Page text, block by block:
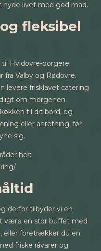
nyde livet med god mad.
fleksibel
Hvidovre-borgere
fra Valby og Rødovre.
levere frisklavet catering
om morgenen.
til dit bord, og
eller anretning, før
sig.
her:
derfor tilbyder vi en
være en stor buffet med
eller foretrækker du en
friske råvarer og